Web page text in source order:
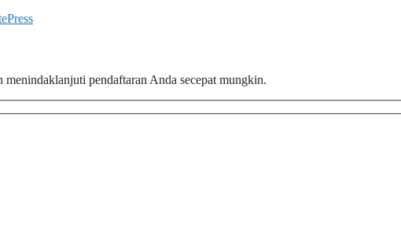
pendaftaran Anda secepat mungkin.